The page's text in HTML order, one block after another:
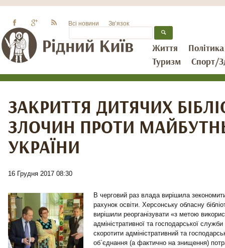
Життя
Політика
Туризм
Спорт/
Всі новини Зв’язок
ЗАКРИТТЯ ДИТЯЧИХ
ЗЛОЧИН ПРОТИ
УКРАЇНИ
16 Грудня 2017 08:30
В черговий раз влада вирішила
рахунок освіти. Херсонську обласну
вирішили реорганізувати «з метою
адміністративної та господарської
скоротити адміністративний та
об`єднання (а фактично на знищення)